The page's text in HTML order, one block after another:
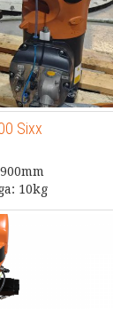
Sixx
10kg